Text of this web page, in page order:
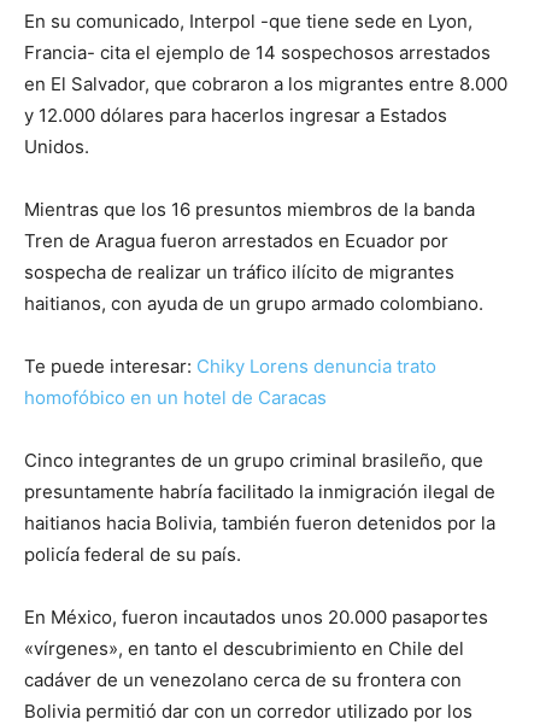
En su comunicado, Interpol -que tiene sede en Lyon,
Francia- cita el ejemplo de 14 sospechosos arrestados
en El Salvador, que cobraron a los migrantes entre 8.000
y 12.000 dólares para hacerlos ingresar a Estados
Unidos.
Mientras que los 16 presuntos miembros de la banda
Tren de Aragua fueron arrestados en Ecuador por
sospecha de realizar un tráfico ilícito de migrantes
haitianos, con ayuda de un grupo armado colombiano.
Te puede interesar: Chiky Lorens denuncia trato
homofóbico en un hotel de Caracas
Cinco integrantes de un grupo criminal brasileño, que
presuntamente habría facilitado la inmigración ilegal de
haitianos hacia Bolivia, también fueron detenidos por la
policía federal de su país.
En México, fueron incautados unos 20.000 pasaportes
«vírgenes», en tanto el descubrimiento en Chile del
cadáver de un venezolano cerca de su frontera con
Bolivia permitió dar con un corredor utilizado por los